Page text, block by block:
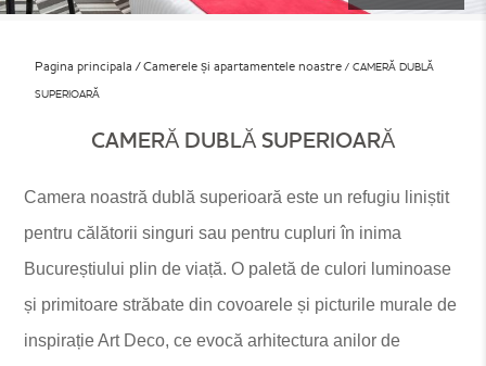
Pagina principala Camerele și apartamentele noastre
CAMERĂ DUBLĂ
SUPERIOARĂ
CAMERĂ DUBLĂ SUPERIOARĂ
Camera noastră dublă superioară este un refugiu liniștit
pentru călătorii singuri sau pentru cupluri în inima
Bucureștiului plin de viață. O paletă de culori luminoase
și primitoare străbate din covoarele și picturile murale de
inspirație Art Deco, ce evocă arhitectura anilor de